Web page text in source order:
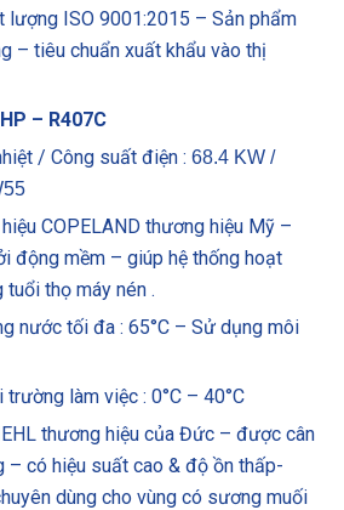
lượng ISO 9001:2015 – Sản phẩm
– tiêu chuẩn xuất khẩu vào thị
– R407C
/ Công suất điện : 68.4 KW /
COPELAND thương hiệu Mỹ –
động mềm – giúp hệ thống hoạt
thọ máy nén .
nước tối đa : 65°C – Sử dụng môi
làm việc : 0°C – 40°C
thương hiệu của Đức – được cân
– có hiệu suất cao & độ ồn thấp-
dùng cho vùng có sương muối